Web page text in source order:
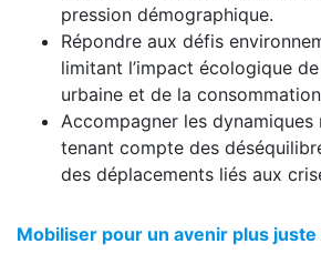
pression démographique.
Répondre aux défis
limitant l’impact écologique de
urbaine et de la
Accompagner les dynamiques
tenant compte des
des déplacements liés aux
Mobiliser pour un avenir plus